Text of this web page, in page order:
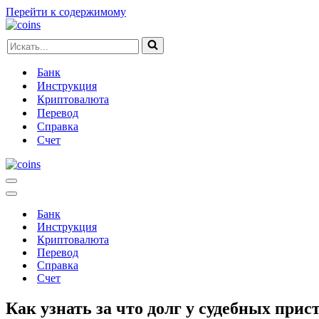
Перейти к содержимому
Искать...
Банк
Инструкция
Криптовалюта
Перевод
Справка
Счет
Меню
навигации
Меню
навигацииБанк
Инструкция
Криптовалюта
Перевод
Справка
Счет
Как узнать за что долг у судебных